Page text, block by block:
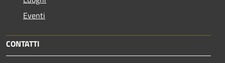
Eventi
CONTATTI